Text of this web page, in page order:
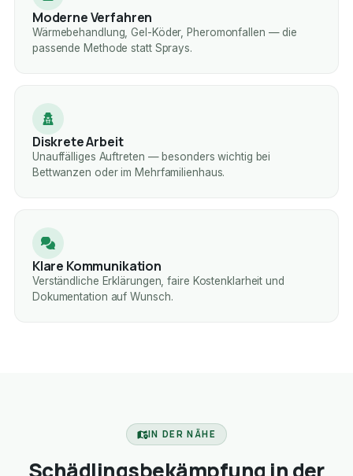
Moderne Verfahren
Wärmebehandlung, Gel-Köder, Pheromonfallen — die
passende Methode statt Sprays.
Diskrete Arbeit
Unauffälliges Auftreten — besonders wichtig bei
Bettwanzen oder im Mehrfamilienhaus.
Klare Kommunikation
Verständliche Erklärungen, faire Kostenklarheit und
Dokumentation auf Wunsch.
IN DER NÄHE